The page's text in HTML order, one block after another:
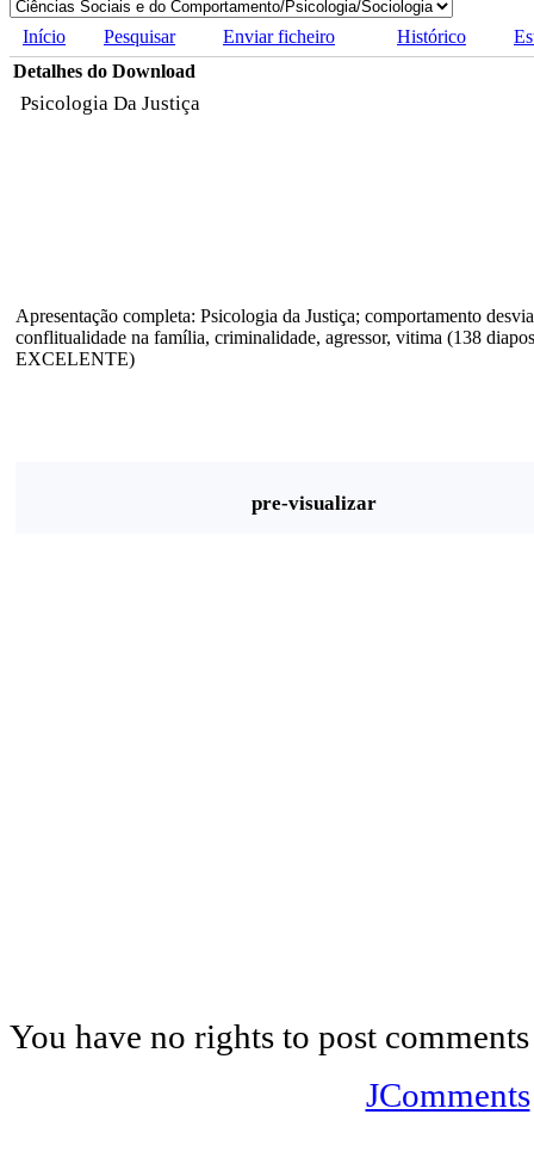
Início Pesquisar Enviar ficheiro Histórico
Detalhes do Download
Psicologia Da Justiça
Apresentação completa: Psicologia da Justiça; comportamento
conflitualidade na família, criminalidade, agressor, vitima (138
EXCELENTE)
pre-visualizar
You have no rights to post comments
JComments